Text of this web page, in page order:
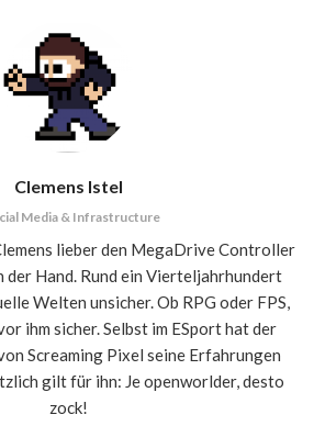
Clemens Istel
Media & Infrastructure
lieber den MegaDrive Controller
der Hand. Rund ein Vierteljahrhundert
Welten unsicher. Ob RPG oder FPS,
ihm sicher. Selbst im ESport hat der
Screaming Pixel seine Erfahrungen
gilt für ihn: Je openworlder, desto
zock!